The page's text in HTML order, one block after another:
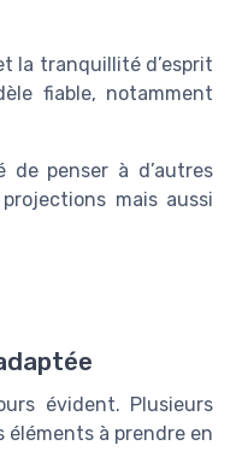
la tranquillité d’esprit
fiable, notamment
penser à d’autres
mais aussi
évident. Plusieurs
à prendre en